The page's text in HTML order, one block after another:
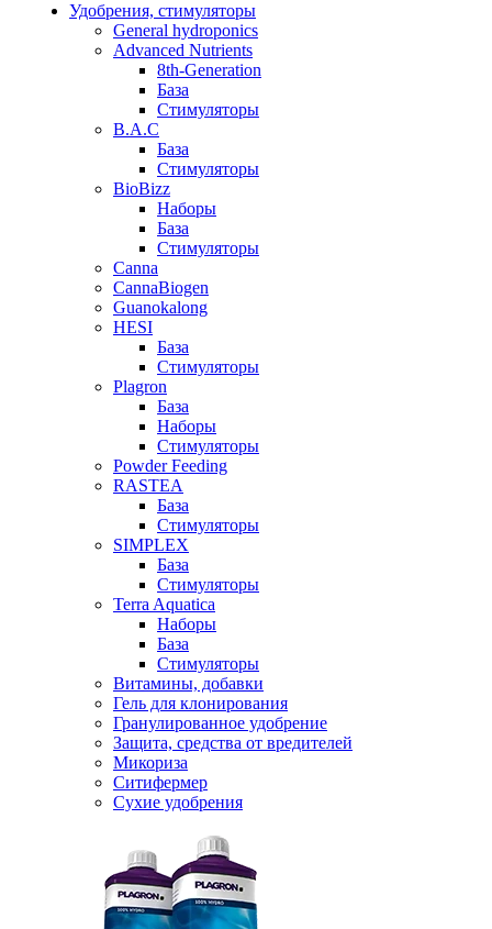
Удобрения, стимуляторы
General hydroponics
Advanced Nutrients
8th-Generation
База
Стимуляторы
B.A.C
База
Стимуляторы
BioBizz
Наборы
База
Стимуляторы
Canna
CannaBiogen
Guanokalong
HESI
База
Стимуляторы
Plagron
База
Наборы
Стимуляторы
Powder Feeding
RASTEA
База
Стимуляторы
SIMPLEX
База
Стимуляторы
Terra Aquatica
Наборы
База
Стимуляторы
Витамины, добавки
Гель для клонирования
Гранулированное удобрение
Защита, средства от вредителей
Микориза
Ситифермер
Сухие удобрения